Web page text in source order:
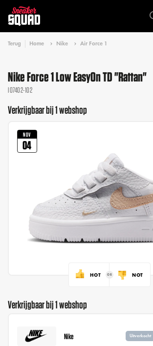
Terug Home Nike Air Force 1
Nike Force 1 Low EasyOn TD "Rattan"
IO7402-102
Verkrijgbaar bij 1 webshop
NOV
04
HOT NOT
Verkrijgbaar bij 1 webshop
Nike Uitverkocht